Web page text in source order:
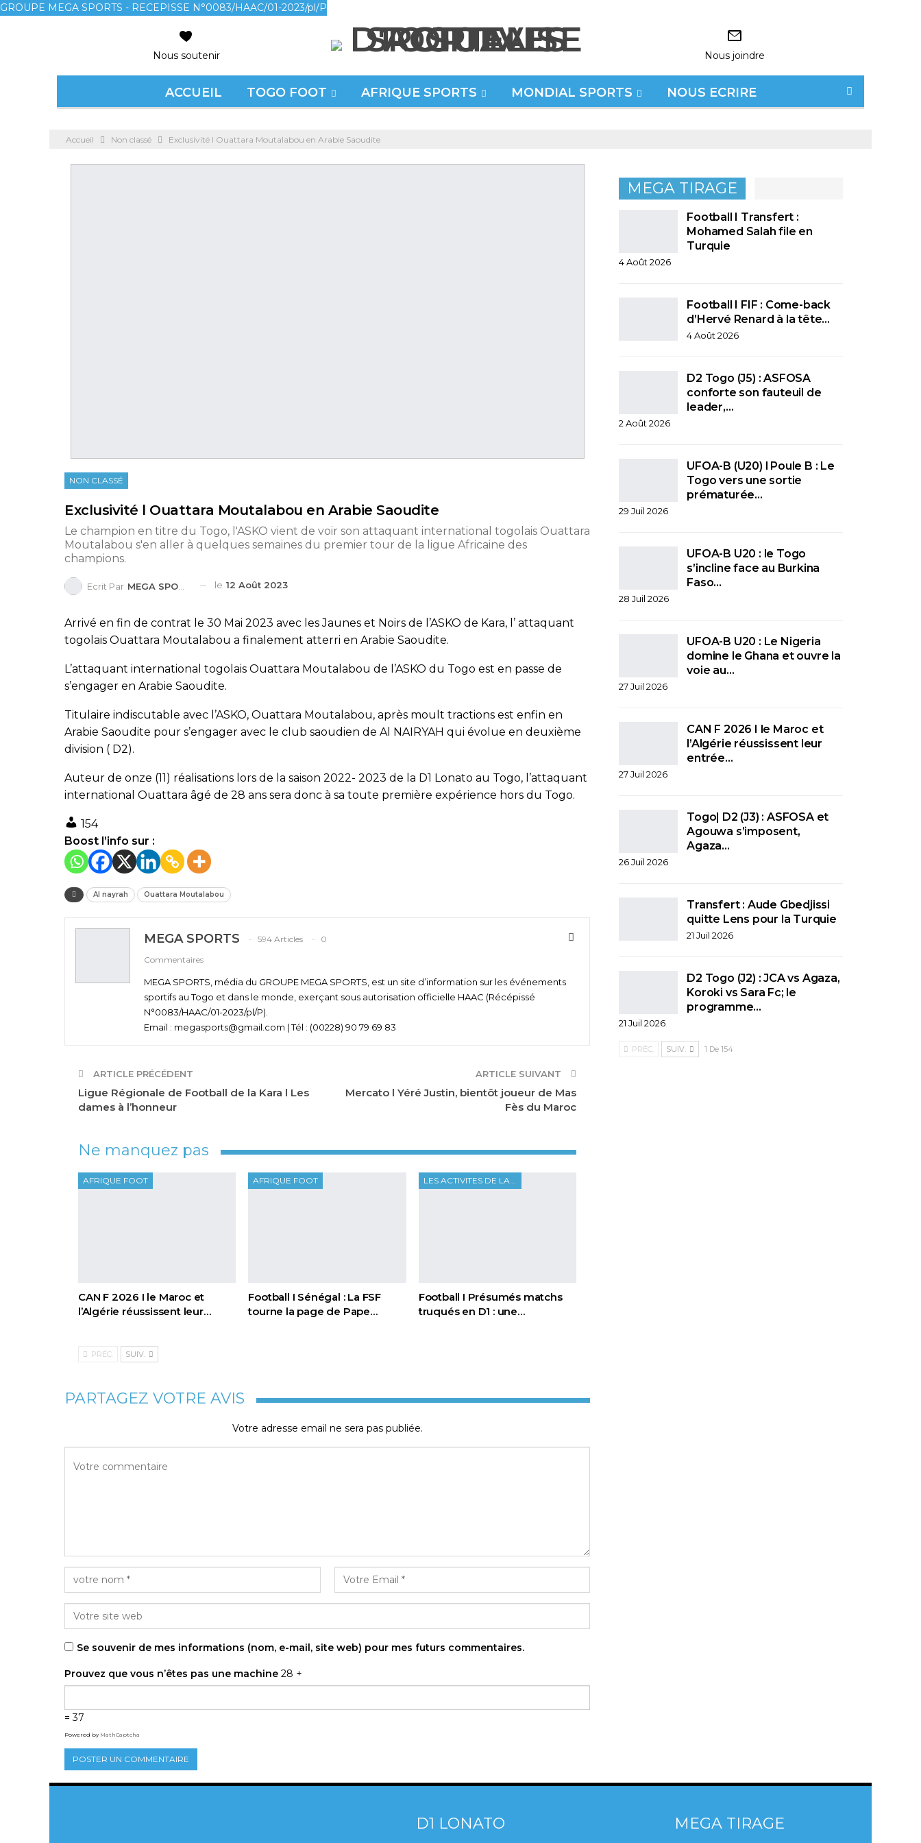
GROUPE MEGA SPORTS - RECEPISSE N°0083/HAAC/01-2023/pl/P
Nous soutenir Nous joindre
ACCUEIL TOGO FOOT AFRIQUE SPORTS MONDIAL SPORTS NOUS ECRIRE
Accueil Non classé Exclusivité l Ouattara Moutalabou en Arabie Saoudite
NON CLASSÉ
Exclusivité l Ouattara Moutalabou en Arabie Saoudite
Le champion en titre du Togo, l'ASKO vient de voir son attaquant international togolais Ouattara
Moutalabou s'en aller à quelques semaines du premier tour de la ligue Africaine des
champions.
Ecrit Par MEGA SPORTS le 12 Août 2023
Arrivé en fin de contrat le 30 Mai 2023 avec les Jaunes et Noirs de l’ASKO de Kara, l’ attaquant
togolais Ouattara Moutalabou a finalement atterri en Arabie Saoudite.
L’attaquant international togolais Ouattara Moutalabou de l’ASKO du Togo est en passe de
s’engager en Arabie Saoudite.
Titulaire indiscutable avec l’ASKO, Ouattara Moutalabou, après moult tractions est enfin en
Arabie Saoudite pour s’engager avec le club saoudien de Al NAIRYAH qui évolue en deuxième
division ( D2).
Auteur de onze (11) réalisations lors de la saison 2022- 2023 de la D1 Lonato au Togo, l’attaquant
international Ouattara âgé de 28 ans sera donc à sa toute première expérience hors du Togo.
154
Boost l’info sur :
Al nayrah Ouattara Moutalabou
MEGA SPORTS 594 Articles
0
Commentaires
MEGA SPORTS, média du GROUPE MEGA SPORTS, est un site d’information sur les événements
sportifs au Togo et dans le monde, exerçant sous autorisation officielle HAAC (Récépissé
N°0083/HAAC/01-2023/pl/P).
Email : megasports@gmail.com | Tél : (00228) 90 79 69 83
ARTICLE PRÉCÉDENT
Ligue Régionale de Football de la Kara l Les
dames à l’honneur
ARTICLE SUIVANT
Mercato l Yéré Justin, bientôt joueur de Mas
Fès du Maroc
Ne manquez pas
AFRIQUE FOOT
CAN F 2026 I le Maroc et
l’Algérie réussissent leur…
AFRIQUE FOOT
Football I Sénégal : La FSF
tourne la page de Pape…
Football I Présumés matchs
truqués en D1 : une…
PRÉC. SUIV.
PARTAGEZ VOTRE AVIS
Votre adresse email ne sera pas publiée.
Se souvenir de mes informations (nom, e-mail, site web) pour mes futurs commentaires.
Prouvez que vous n’êtes pas une machine 28 +
= 37
Powered by MathCaptcha
MEGA TIRAGE
Football I Transfert :
Mohamed Salah file en
Turquie
4 Août 2026
Football I FIF : Come-back
d’Hervé Renard à la tête…
4 Août 2026
D2 Togo (J5) : ASFOSA
conforte son fauteuil de
leader,…
2 Août 2026
UFOA-B (U20) l Poule B : Le
Togo vers une sortie
prématurée…
29 Juil 2026
UFOA-B U20 : le Togo
s’incline face au Burkina
Faso…
28 Juil 2026
UFOA-B U20 : Le Nigeria
domine le Ghana et ouvre la
voie au…
27 Juil 2026
CAN F 2026 I le Maroc et
l’Algérie réussissent leur
entrée…
27 Juil 2026
Togo| D2 (J3) : ASFOSA et
Agouwa s’imposent,
Agaza…
26 Juil 2026
Transfert : Aude Gbedjissi
quitte Lens pour la Turquie
21 Juil 2026
D2 Togo (J2) : JCA vs Agaza,
Koroki vs Sara Fc; le
programme…
21 Juil 2026
PRÉC. SUIV. 1 De 154
D1 LONATO MEGA TIRAGE